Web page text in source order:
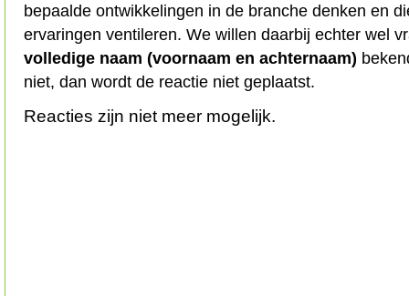
bepaalde ontwikkelingen in de branche denken en
ervaringen ventileren. We willen daarbij echter wel
volledige naam (voornaam en achternaam)
niet, dan wordt de reactie niet geplaatst.
Reacties zijn niet meer mogelijk.